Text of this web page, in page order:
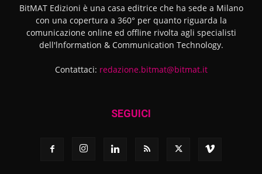
BitMAT Edizioni è una casa editrice che ha sede a Milano
con una copertura a 360° per quanto riguarda la
comunicazione online ed offline rivolta agli specialisti
dell'lnformation & Communication Technology.
Contattaci: redazione.bitmat@bitmat.it
SEGUICI